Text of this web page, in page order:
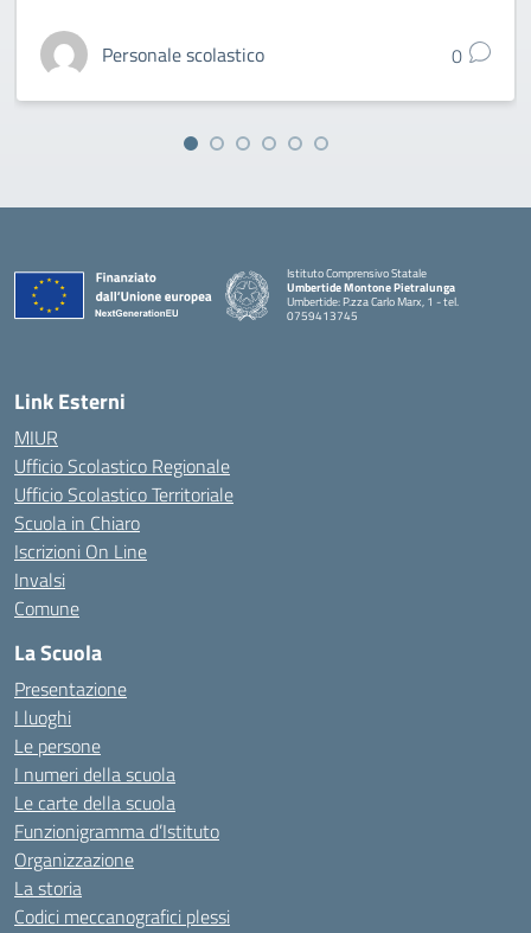
Personale scolastico 0
Istituto Comprensivo Statale
Umbertide Montone Pietralunga
Umbertide: P.zza Carlo Marx, 1 - tel.
0759413745
Link Esterni
MIUR
Ufficio Scolastico Regionale
Ufficio Scolastico Territoriale
Scuola in Chiaro
Iscrizioni On Line
Invalsi
Comune
La Scuola
Presentazione
I luoghi
Le persone
I numeri della scuola
Le carte della scuola
Funzionigramma d’Istituto
Organizzazione
La storia
Codici meccanografici plessi